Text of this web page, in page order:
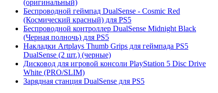
(оригинальный)
Беспроводной геймпад DualSense - Cosmic Red
(Космический красный) для PS5
Беспроводной контроллер DualSense Midnight Black
(Черная полночь) для PS5
Накладки Artplays Thumb Grips для геймпада PS5
DualSense (2 шт.) (черные)
Дисковод для игровой консоли PlayStation 5 Disc Drive
White (PRO/SLIM)
Зарядная станция DualSense для PS5